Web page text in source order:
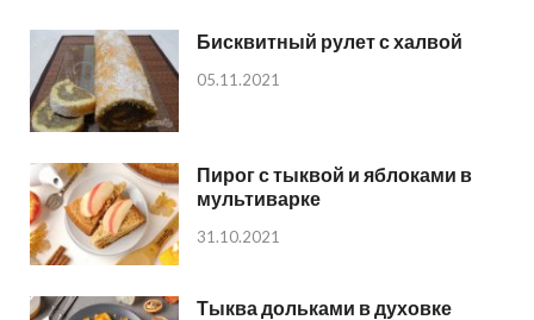
Бисквитный рулет с халвой
05.11.2021
Пирог с тыквой и яблоками в
мультиварке
31.10.2021
Тыква дольками в духовке